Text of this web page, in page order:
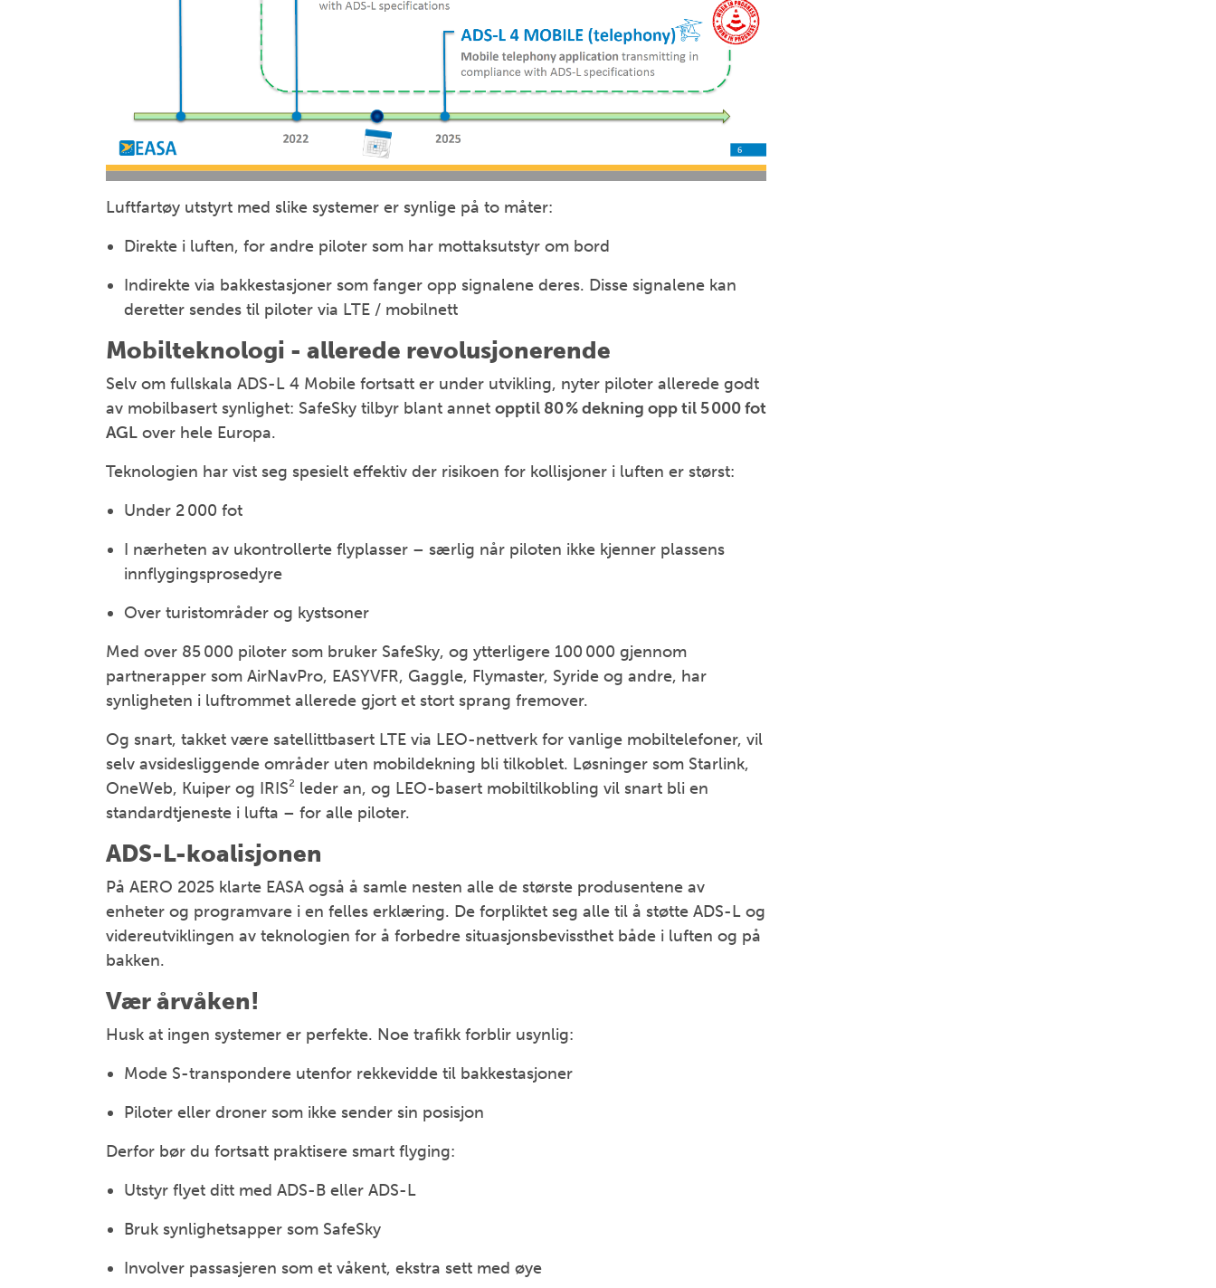
Luftfartøy utstyrt med slike systemer er synlige på to måter:
Direkte i luften, for andre piloter som har mottaksutstyr om bord
Indirekte via bakkestasjoner som fanger opp signalene deres. Disse signalene kan
deretter sendes til piloter via LTE / mobilnett
Mobilteknologi - allerede revolusjonerende
Selv om fullskala ADS-L 4 Mobile fortsatt er under utvikling, nyter piloter allerede godt
av mobilbasert synlighet: SafeSky tilbyr blant annet opptil 80 % dekning opp til 5 000 fot
AGL over hele Europa.
Teknologien har vist seg spesielt effektiv der risikoen for kollisjoner i luften er størst:
Under 2 000 fot
I nærheten av ukontrollerte flyplasser – særlig når piloten ikke kjenner plassens
innflygingsprosedyre
Over turistområder og kystsoner
Med over 85 000 piloter som bruker SafeSky, og ytterligere 100 000 gjennom
partnerapper som AirNavPro, EASYVFR, Gaggle, Flymaster, Syride og andre, har
synligheten i luftrommet allerede gjort et stort sprang fremover.
Og snart, takket være satellittbasert LTE via LEO-nettverk for vanlige mobiltelefoner, vil
selv avsidesliggende områder uten mobildekning bli tilkoblet. Løsninger som Starlink,
OneWeb, Kuiper og IRIS² leder an, og LEO-basert mobiltilkobling vil snart bli en
standardtjeneste i lufta – for alle piloter.
ADS-L-koalisjonen
På AERO 2025 klarte EASA også å samle nesten alle de største produsentene av
enheter og programvare i en felles erklæring. De forpliktet seg alle til å støtte ADS-L og
videreutviklingen av teknologien for å forbedre situasjonsbevissthet både i luften og på
bakken.
Vær årvåken!
Husk at ingen systemer er perfekte. Noe trafikk forblir usynlig:
Mode S-transpondere utenfor rekkevidde til bakkestasjoner
Piloter eller droner som ikke sender sin posisjon
Derfor bør du fortsatt praktisere smart flyging:
Utstyr flyet ditt med ADS-B eller ADS-L
Bruk synlighetsapper som SafeSky
Involver passasjeren som et våkent, ekstra sett med øye